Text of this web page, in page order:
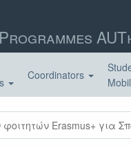
Coordinators
Erasmus+ για